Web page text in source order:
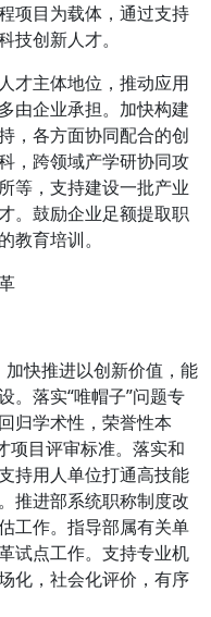
项目为载体，通过支持
技创新人才。
主体地位，推动应用
由企业承担。加快构建
，各方面协同配合的创
，跨领域产学研协同攻
等，支持建设一批产业
。鼓励企业足额提取职
教育培训。
快推进以创新价值，能
。落实“唯帽子”问题专
归学术性，荣誉性本
项目评审标准。落实和
持用人单位打通高技能
推进部系统职称制度改
工作。指导部属有关单
试点工作。支持专业机
化，社会化评价，有序